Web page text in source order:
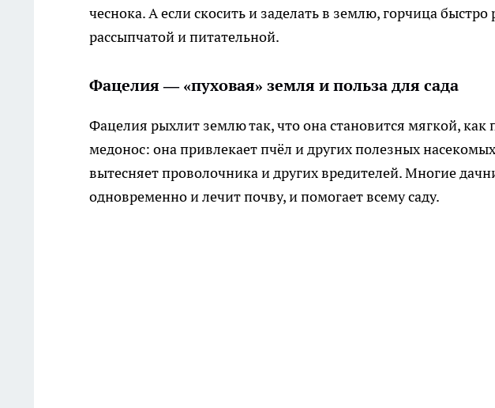
чеснока. А если скосить и заделать в землю, горчица быстро
рассыпчатой и питательной.
Фацелия — «пуховая» земля и польза для сада
Фацелия рыхлит землю так, что она становится мягкой, как
медонос: она привлекает пчёл и других полезных
вытесняет проволочника и других вредителей. Многие
одновременно и лечит почву, и помогает всему саду.